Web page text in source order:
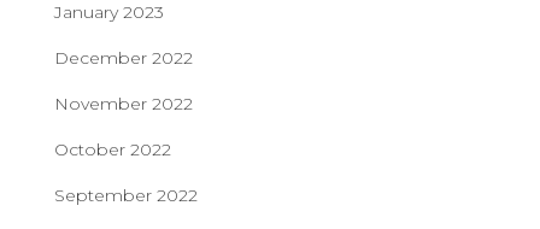
January 2023
December 2022
November 2022
October 2022
September 2022